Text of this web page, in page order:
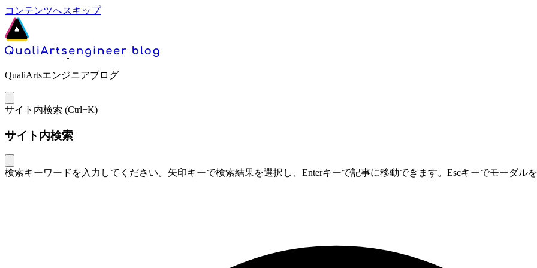
コンテンツへスキップ
QualiArtsエンジニアブログ
サイト内検索 (Ctrl+K)
サイト内検索
検索キーワードを入力してください。矢印キーで検索結果を選択し、Enterキーで記事に移動できます。Escキーでモーダルを